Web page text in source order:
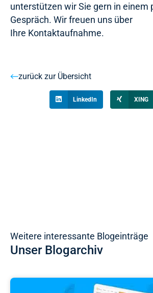
unterstützen wir Sie gern in einem
Gespräch. Wir freuen uns über
Ihre Kontaktaufnahme.
zurück zur Übersicht
LinkedIn XING
Weitere interessante Blogeinträge
Unser Blogarchiv